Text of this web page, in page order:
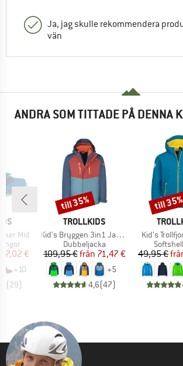
Ja, jag skulle rekommendera
vän
ANDRA SOM TITTADE PÅ DENNA
Mid
pris
37,02 €
+10
(29)
VARUMÄRKE
TROLLKIDS
Produkter
Kid's Bryggen 3in1 Jacket
Produktgrupp
Dubbeljacka
Pris
109,95 € Reducerat pris
från 71,47 €
+5
4,6(47)
Rabatt
till 35%
Produkter
Kid's
49,95 €
Rabatt
till